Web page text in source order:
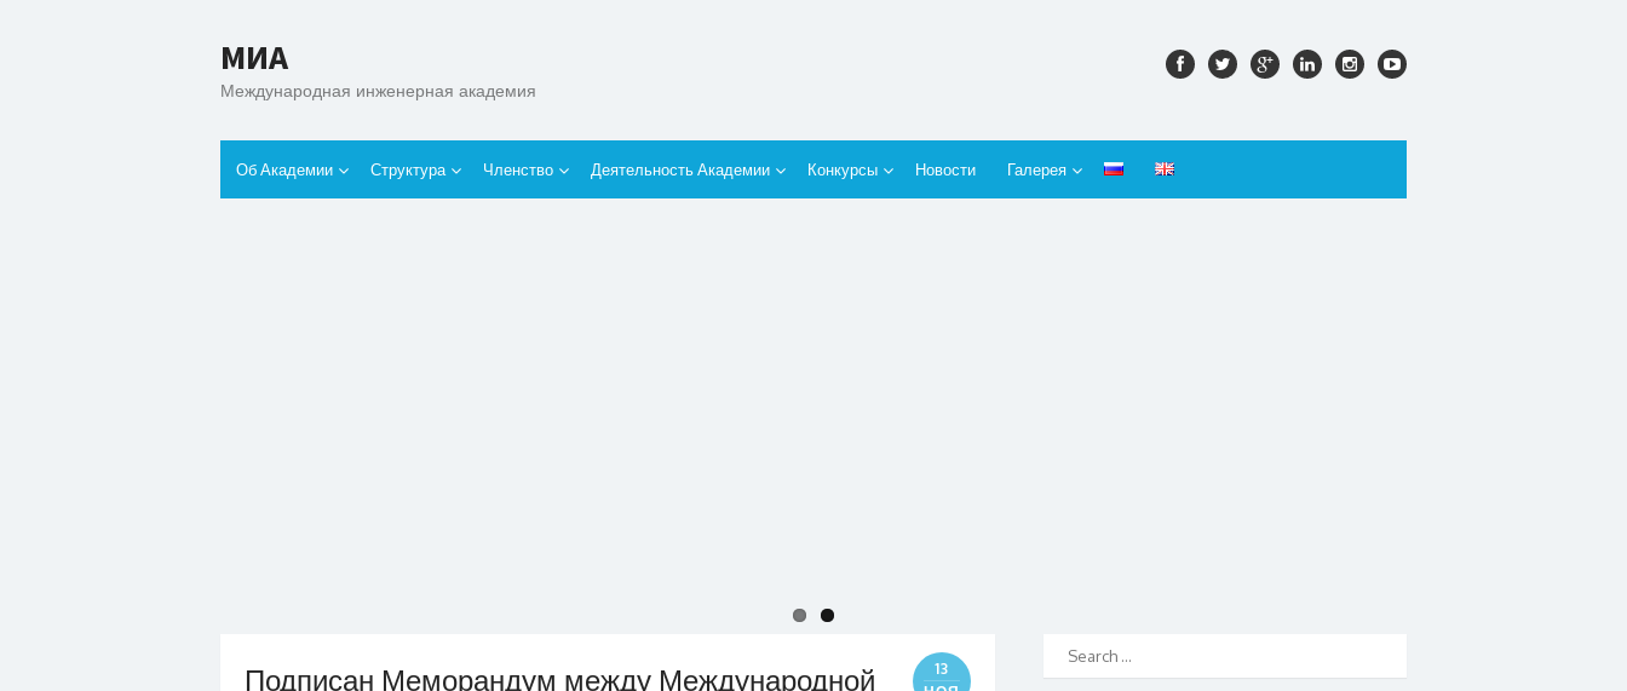
МИА
Международная инженерная академия
Об Академии Структура Членство Деятельность Академии Конкурсы Новости Галерея
13
Подписан Меморандум между Международной